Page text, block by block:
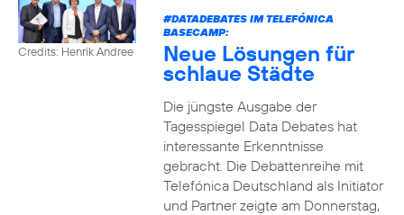
Credits: Henrik Andree
#DATADEBATESIM TELEFÓNICA
BASECAMP:
Neue Lösungen für
schlaue Städte
Die jüngste Ausgabe der
Tagesspiegel Data Debates hat
interessante Erkenntnisse
gebracht. Die Debattenreihe mit
Telefónica Deutschland als Initiator
und Partner zeigte am Donnerstag,